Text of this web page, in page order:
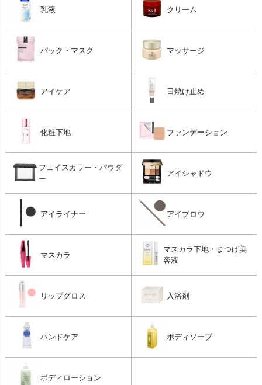
乳液 クリーム
パック・マスク マッサージ
アイケア 日焼け止め
化粧下地 ファンデーション
フェイスカラー・パウダ
ー
アイシャドウ
アイライナー アイブロウ
マスカラ
マスカラ下地・まつげ美
容液
リップグロス 入浴剤
ハンドケア ボディソープ
ボディローション